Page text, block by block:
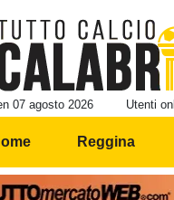
07 agosto 2026 Utenti
Reggina